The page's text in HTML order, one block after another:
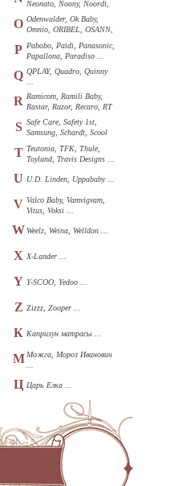
Neonato, Noony, Noordi,
O Odenwalder, Ok Baby,
Omnio, ORIBEL, OSANN,
P Pabobo, Paidi, Panasonic,
Papallona, Paradiso ...
Q QPLAY, Quadro, Quinny
R Ramicom, Ramili Baby,
Rastar, Razor, Recaro, RT
S Safe Care, Safety 1st,
Samsung, Schardt, Scool
T Teutonia, TFK, Thule,
Toyland, Travis Designs ...
U U.D. Linden, Uppababy ...
V Valco Baby, Vamvigvam,
Vitus, Voksi ...
WWeelz, Weina, Welldon ...
X X-Lander ...
Y Y-SCOO, Yedoo ...
Z Zizzz, Zooper ...
К Капризун матрасы ...
М Можга, Мороз Иванович
Ц Царь Елка ...